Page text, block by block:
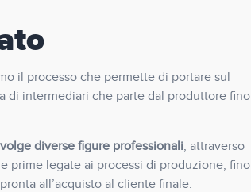
il processo che permette di portare sul
di intermediari che parte dal produttore fino
diverse figure professionali, attraverso
prime legate ai processi di produzione, fino
all’acquisto al cliente finale.